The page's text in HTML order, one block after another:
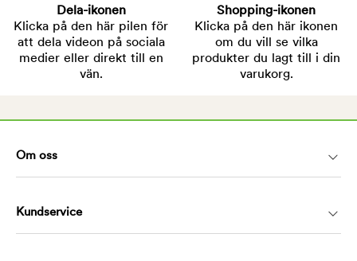
Dela-ikonen
Klicka på den här pilen för
att dela videon på sociala
medier eller direkt till en
vän.
Shopping-ikonen
Klicka på den här ikonen
om du vill se vilka
produkter du lagt till i din
varukorg.
Om oss
Kundservice